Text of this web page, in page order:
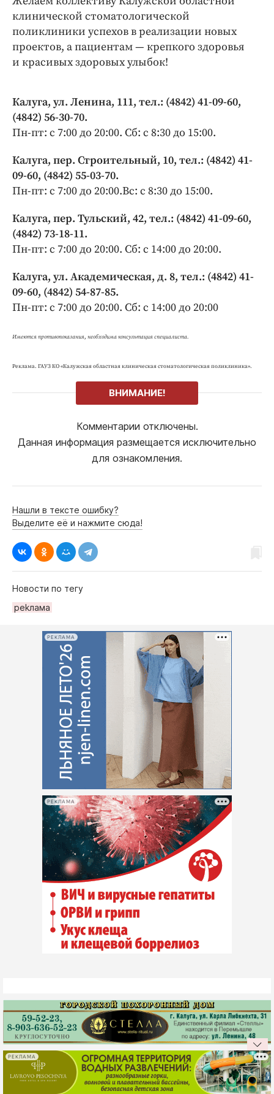
клинической стоматологической
поликлиники успехов в реализации новых
проектов, а пациентам — крепкого здоровья
и красивых здоровых улыбок!
Калуга, ул. Ленина, 111, тел.: (4842) 41-09-60,
(4842) 56-30-70.
Пн-пт: с 7:00 до 20:00. Сб: с 8:30 до 15:00.
Калуга, пер. Строительный, 10, тел.: (4842) 41-
09-60, (4842) 55-03-70.
Пн-пт: с 7:00 до 20:00.Вс: с 8:30 до 15:00.
Калуга, пер. Тульский, 42, тел.: (4842) 41-09-60,
(4842) 73-18-11.
Пн-пт: с 7:00 до 20:00. Сб: с 14:00 до 20:00.
Калуга, ул. Академическая, д. 8, тел.: (4842) 41-
09-60, (4842) 54-87-85.
Пн-пт: с 7:00 до 20:00. Сб: с 14:00 до 20:00
Имеются противопоказания, необходима консультация специалиста.
Реклама. ГАУЗ КО «Калужская областная клиническая стоматологическая поликлиника».
ВНИМАНИЕ!
Комментарии отключены.
Данная информация размещается исключительно
для ознакомления.
Нашли в тексте ошибку?
Выделите её и нажмите сюда!
Новости по тегу
реkлама
РЕКЛАМА
РЕКЛАМА
НОВОСТИ КОМПАНИЙ
РЕКЛАМА